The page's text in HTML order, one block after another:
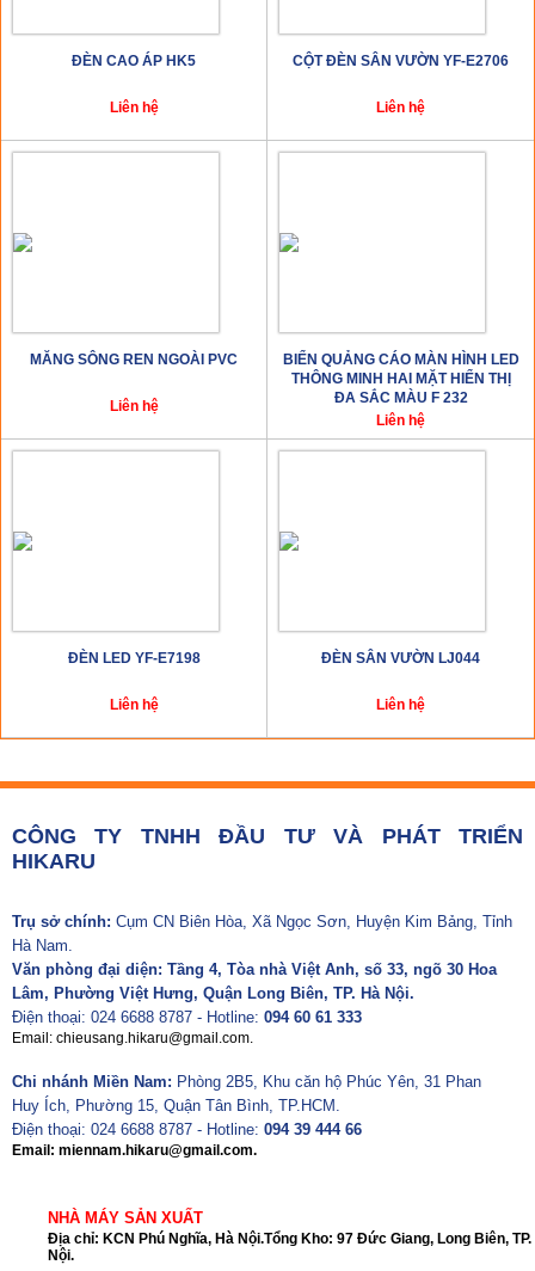
ĐÈN CAO ÁP HK5
Liên hệ
CỘT ĐÈN SÂN VƯỜN YF-E2706
Liên hệ
MĂNG SÔNG REN NGOÀI PVC
Liên hệ
BIỂN QUẢNG CÁO MÀN HÌNH LED
THÔNG MINH HAI MẶT HIỂN THỊ
ĐA SẮC MÀU F 232
Liên hệ
ĐÈN LED YF-E7198
Liên hệ
ĐÈN SÂN VƯỜN LJ044
Liên hệ
CÔNG TY TNHH ĐẦU TƯ VÀ PHÁT TRIỂN
HIKARU
Trụ sở chính: Cụm CN Biên Hòa, Xã Ngọc Sơn, Huyện Kim Bảng, Tỉnh
Hà Nam.
Văn phòng đại diện: Tầng 4, Tòa nhà Việt Anh, số 33, ngõ 30 Hoa
Lâm, Phường Việt Hưng, Quận Long Biên, TP. Hà Nội.
Điện thoại: 024 6688 8787 - Hotline: 094 60 61 333
Email: chieusang.hikaru@gmail.com.
Chi nhánh Miền Nam: Phòng 2B5, Khu căn hộ Phúc Yên, 31 Phan
Huy Ích, Phường 15, Quận Tân Bình, TP.HCM.
Điện thoại: 024 6688 8787 - Hotline: 094 39 444 66
Email: miennam.hikaru@gmail.com.
NHÀ MÁY SẢN XUẤT
Địa chỉ: KCN Phú Nghĩa, Hà Nội.Tổng Kho: 97 Đức Giang, Long Biên, TP.
Nội.